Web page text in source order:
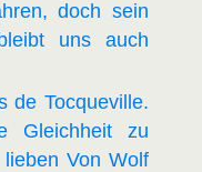
doch sein
uns auch
de Tocqueville.
Gleichheit zu
Von Wolf